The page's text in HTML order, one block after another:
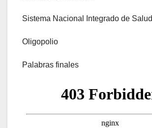
Sistema Nacional Integrado de Salud
Oligopolio
Palabras finales